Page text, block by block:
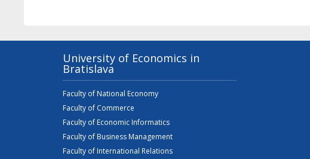
University of Economics in
Bratislava
Faculty of National Economy
Faculty of Commerce
Faculty of Economic Informatics
Faculty of Business Management
Faculty of International Relations